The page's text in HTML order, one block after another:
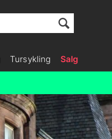
Tursykling Salg